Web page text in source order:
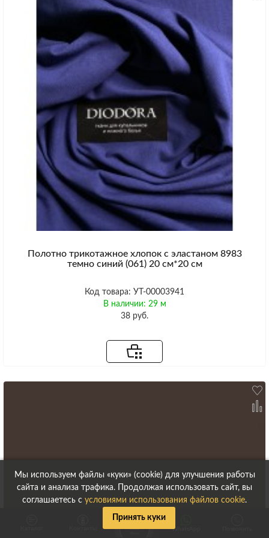
WhatsApp
Полотно трикотажное хлопок с эластаном 8983
темно синий (061) 20 см*20 см
Код товара: УТ-00003941
В наличии: 29 м
38 руб.
Мы используем файлы «куки» (cookie) для улучшения работы
сайта и анализа трафика. Продолжая использовать сайт, вы
соглашаетесь с условиями использования файлов cookie.
Принять куки